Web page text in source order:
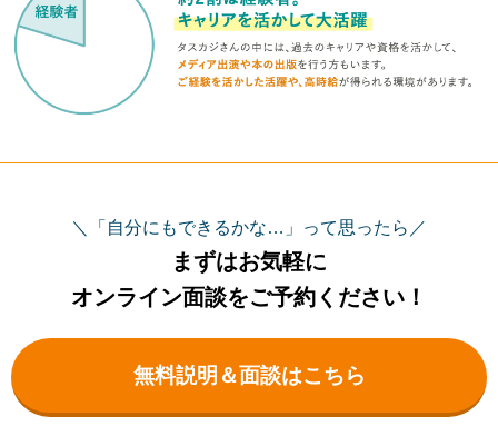
＼「自分にもできるかな…」って思ったら／
まずはお気軽に
オンライン面談をご予約ください！
無料説明＆面談はこちら